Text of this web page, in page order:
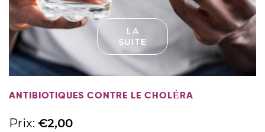
LA
SUITE
ANTIBIOTIQUES CONTRE LE CHOLÉRA
Prix: €2,00